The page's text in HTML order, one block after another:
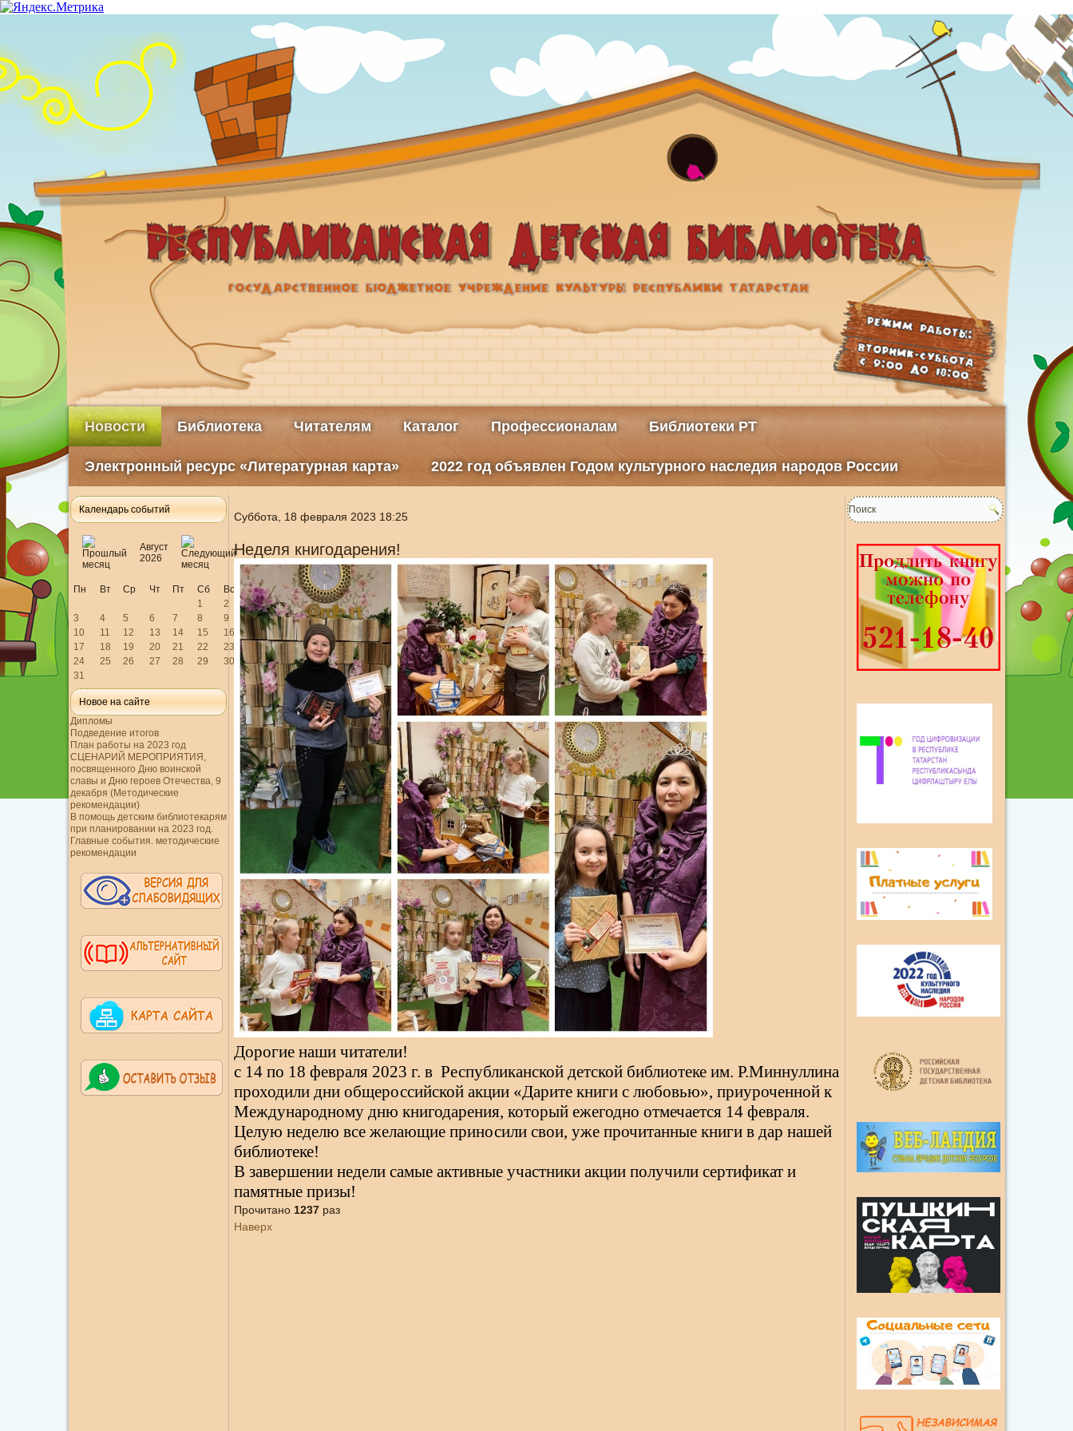
Новости Библиотека Читателям Каталог Профессионалам Библиотеки РТ
Электронный ресурс «Литературная карта» 2022 год объявлен Годом культурного наследия народов России
Календарь событий
Август
2026
Пн Вт Ср Чт Пт Сб
Вс
1
2
3
4 5 6 7 8
9
10
11 12 13 14 15
16
17
18 19 20 21 22
23
24
25 26 27 28 29
30
31
Новое на сайте
Дипломы
Подведение итогов
План работы на 2023 год
СЦЕНАРИЙ МЕРОПРИЯТИЯ,
посвященного Дню воинской
славы и Дню героев Отечества, 9
декабря (Методические
рекомендации)
В помощь детским библиотекарям
при планировании на 2023 год.
Главные события. методические
рекомендации
Суббота, 18 февраля 2023 18:25
Неделя книгодарения!
Дорогие наши читатели!
с 14 по 18 февраля 2023 г. в Республиканской детской библиотеке им. Р.Миннуллина
проходили дни общероссийской акции «Дарите книги с любовью», приуроченной к
Международному дню книгодарения, который ежегодно отмечается 14 февраля.
Целую неделю все желающие приносили свои, уже прочитанные книги в дар нашей
библиотеке!
В завершении недели самые активные участники акции получили сертификат и
памятные призы!
Прочитано 1237раз
Наверх